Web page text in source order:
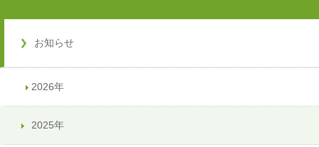
お知らせ
2026年
2025年